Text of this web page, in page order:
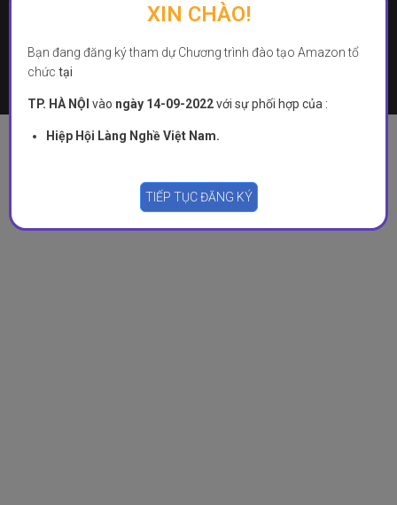
CỤC THƯƠNG MẠI ĐIỆN TỬ VÀ KINH TẾ SỐ
TRUNG TÂM PHÁT TRIỂN THƯƠNG MẠI ĐIỆN TỬ
Địa chỉ: 25 Ngô Quyền, Phường Tràng Tiền, quận Hoàn Kiếm, Hà Nội.
Điện thoại: 024.66546313 – Email: daotao@ecomviet.vn
XIN CHÀO!
Bạn đang đăng ký tham dự Chương trình đào tạo Amazon tổ
chức tại
TP. HÀ NỘI vào ngày 14-09-2022với sự phối hợp của :
Hiệp Hội Làng Nghề Việt Nam.
TIẾP TỤC ĐĂNG KÝ